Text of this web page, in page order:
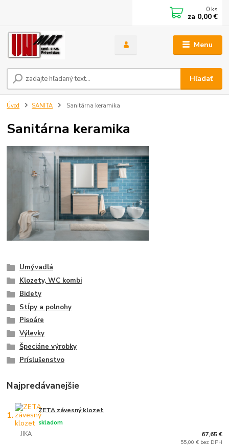
Menu
Hľadať
0 ks
za 0,00 €
Úvod SANITA Sanitárna keramika
Sanitárna keramika
Umývadlá
Klozety, WC kombi
Bidety
Stĺpy a polnohy
Pisoáre
Výlevky
Špeciáne výrobky
Príslušenstvo
Najpredávanejšie
1. ZETA závesný klozet
JIKA
skladom
67,65 €
55,00 € bez DPH